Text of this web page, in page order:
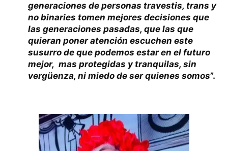
generaciones de personas travestis, trans y
no binaries tomen mejores decisiones que
las generaciones pasadas, que las que
quieran poner atención escuchen este
susurro de que podemos estar en el futuro
mejor, mas protegidas y tranquilas, sin
vergüenza, ni miedo de ser quienes somos”.